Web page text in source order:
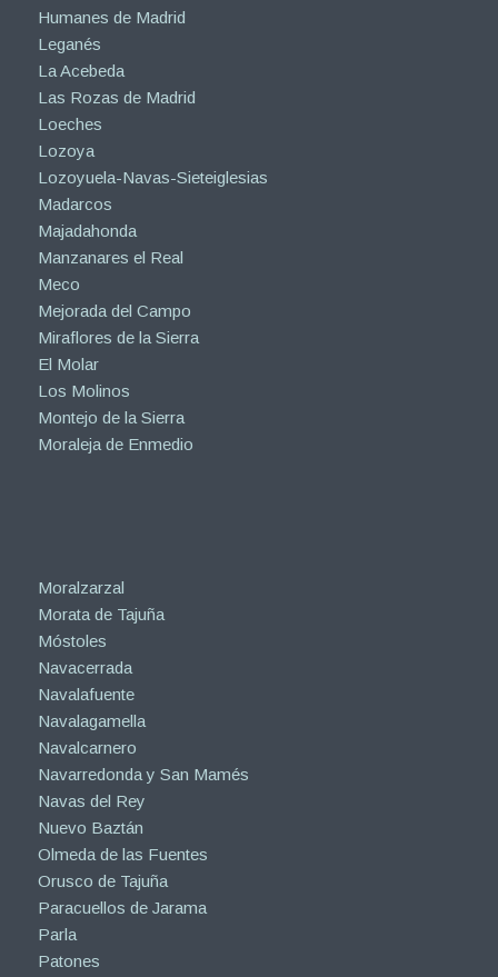
Humanes de Madrid
Leganés
La Acebeda
Las Rozas de Madrid
Loeches
Lozoya
Lozoyuela-Navas-Sieteiglesias
Madarcos
Majadahonda
Manzanares el Real
Meco
Mejorada del Campo
Miraflores de la Sierra
El Molar
Los Molinos
Montejo de la Sierra
Moraleja de Enmedio
Moralzarzal
Morata de Tajuña
Móstoles
Navacerrada
Navalafuente
Navalagamella
Navalcarnero
Navarredonda y San Mamés
Navas del Rey
Nuevo Baztán
Olmeda de las Fuentes
Orusco de Tajuña
Paracuellos de Jarama
Parla
Patones